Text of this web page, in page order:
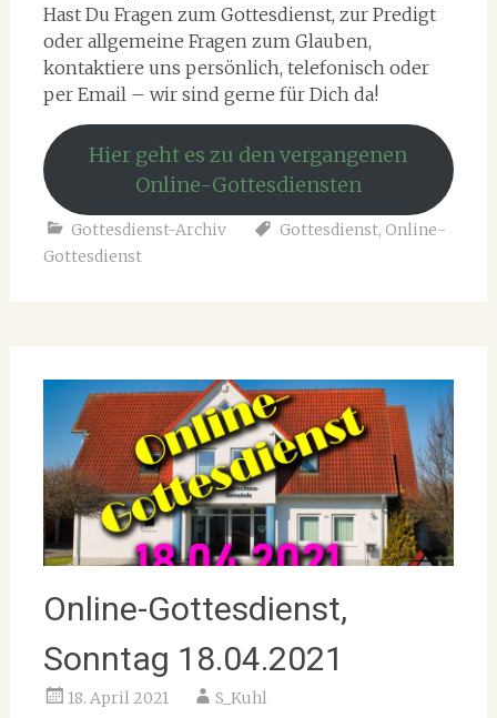
Hast Du Fragen zum Gottesdienst, zur Predigt
oder allgemeine Fragen zum Glauben,
kontaktiere uns persönlich, telefonisch oder
per Email – wir sind gerne für Dich da!
Hier geht es zu den vergangenen
Online-Gottesdiensten
Gottesdienst-Archiv Gottesdienst, Online-
Gottesdienst
Online-Gottesdienst,
Sonntag 18.04.2021
18. April 2021 S_Kuhl